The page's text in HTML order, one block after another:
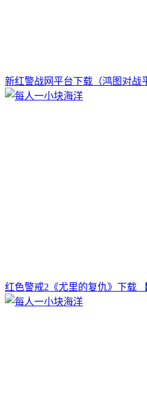
新红警战网平台下载（鸿图对战
红色警戒2《尤里的复仇》下载